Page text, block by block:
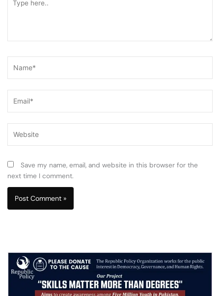
here..
Save my name, email, and website in this browser for the
next time I comment.